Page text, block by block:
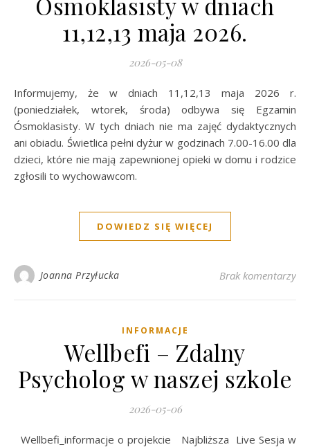
11,12,13 maja 2026.
2026-05-08
Informujemy, że w dniach 11,12,13 maja 2026 r.
(poniedziałek, wtorek, środa) odbywa się Egzamin
Ósmoklasisty. W tych dniach nie ma zajęć dydaktycznych
ani obiadu. Świetlica pełni dyżur w godzinach 7.00-16.00 dla
dzieci, które nie mają zapewnionej opieki w domu i rodzice
zgłosili to wychowawcom.
DOWIEDZ SIĘ WIĘCEJ
Joanna Przyłucka Brak komentarzy
INFORMACJE
Wellbefi – Zdalny
Psycholog w naszej szkole
2026-05-06
Wellbefi_informacje o projekcie Najbliższa Live Sesja w